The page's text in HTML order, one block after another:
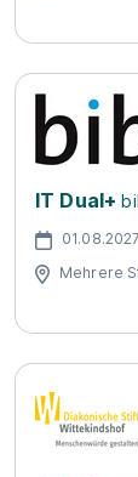
IT Dual+
01.08.2027
Mehrere